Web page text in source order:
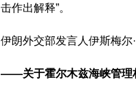
击作出解释”。
伊朗外交部发言人伊斯梅尔
——关于霍尔木兹海峡管